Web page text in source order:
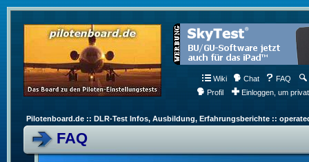
Wiki Chat FAQ
Profil
Einloggen, um
Pilotenboard.de :: DLR-Test Infos, Ausbildung, Erfahrungsberichte ::
FAQ